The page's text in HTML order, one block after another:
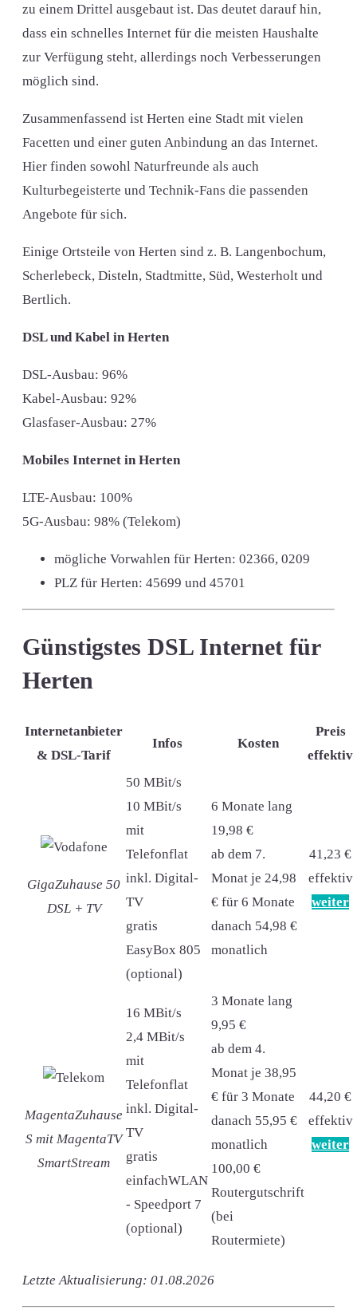
zu einem Drittel ausgebaut ist. Das deutet darauf hin,
dass ein schnelles Internet für die meisten Haushalte
zur Verfügung steht, allerdings noch Verbesserungen
möglich sind.
Zusammenfassend ist Herten eine Stadt mit vielen
Facetten und einer guten Anbindung an das Internet.
Hier finden sowohl Naturfreunde als auch
Kulturbegeisterte und Technik-Fans die passenden
Angebote für sich.
Einige Ortsteile von Herten sind z. B. Langenbochum,
Scherlebeck, Disteln, Stadtmitte, Süd, Westerholt und
Bertlich.
DSL und Kabel in Herten
DSL-Ausbau: 96%
Kabel-Ausbau: 92%
Glasfaser-Ausbau: 27%
Mobiles Internet in Herten
LTE-Ausbau: 100%
5G-Ausbau: 98% (Telekom)
mögliche Vorwahlen für Herten: 02366, 0209
PLZ für Herten: 45699 und 45701
Günstigstes DSL Internet für
Herten
Internetanbieter
& DSL-Tarif
Infos Kosten
Preis
effektiv
GigaZuhause 50
DSL + TV
50 MBit/s
10 MBit/s
mit
Telefonflat
inkl. Digital-
TV
gratis
EasyBox 805
(optional)
6 Monate lang
19,98 €
ab dem 7.
Monat je 24,98
€ für 6 Monate
danach 54,98 €
monatlich
41,23 €
effektiv
weiter
MagentaZuhause
S mit MagentaTV
SmartStream
16 MBit/s
2,4 MBit/s
mit
Telefonflat
inkl. Digital-
TV
gratis
einfachWLAN
- Speedport 7
(optional)
3 Monate lang
9,95 €
ab dem 4.
Monat je 38,95
€ für 3 Monate
danach 55,95 €
monatlich
100,00 €
Routergutschrift
(bei
Routermiete)
44,20 €
effektiv
weiter
Letzte Aktualisierung: 01.08.2026